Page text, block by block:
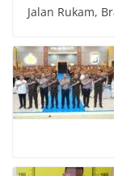
Jalan Rukam,